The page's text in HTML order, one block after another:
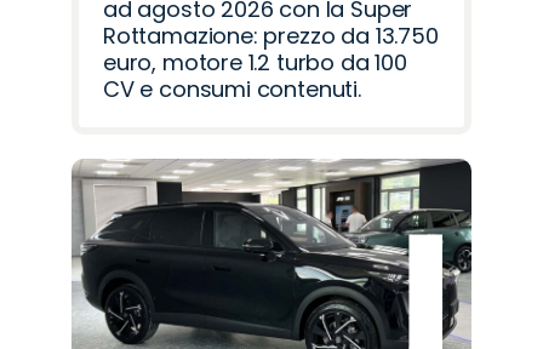
ad agosto 2026 con la Super
Rottamazione: prezzo da 13.750
euro, motore 1.2 turbo da 100
CV e consumi contenuti.